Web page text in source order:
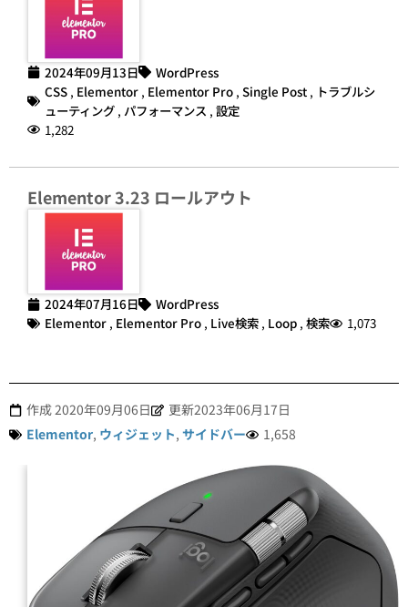
2024年09月13日
WordPress
CSS , Elementor , Elementor Pro , Single Post , トラブルシ
ューティング , パフォーマンス , 設定
1,282
Elementor 3.23 ロールアウト
2024年07月16日
WordPress
Elementor , Elementor Pro , Live検索 , Loop , 検索 1,073
作成2020年09月06日
更新2023年06月17日
Elementor, ウィジェット, サイドバー 1,658